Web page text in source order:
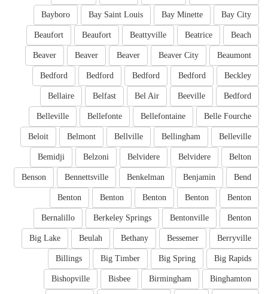
Bay City
Bay Minette
Bay Saint Louis
Bayboro
Beach
Beatrice
Beattyville
Beaufort
Beaufort
Beaumont
Beaver City
Beaver
Beaver
Beaver
Beckley
Bedford
Bedford
Bedford
Bedford
Bedford
Beeville
Bel Air
Belfast
Bellaire
Belle Fourche
Bellefontaine
Bellefonte
Belleville
Belleville
Bellingham
Bellville
Belmont
Beloit
Belton
Belvidere
Belvidere
Belzoni
Bemidji
Bend
Benjamin
Benkelman
Bennettsville
Benson
Benton
Benton
Benton
Benton
Benton
Benton
Bentonville
Berkeley Springs
Bernalillo
Berryville
Bessemer
Bethany
Beulah
Big Lake
Big Rapids
Big Spring
Big Timber
Billings
Binghamton
Birmingham
Bisbee
Bishopville